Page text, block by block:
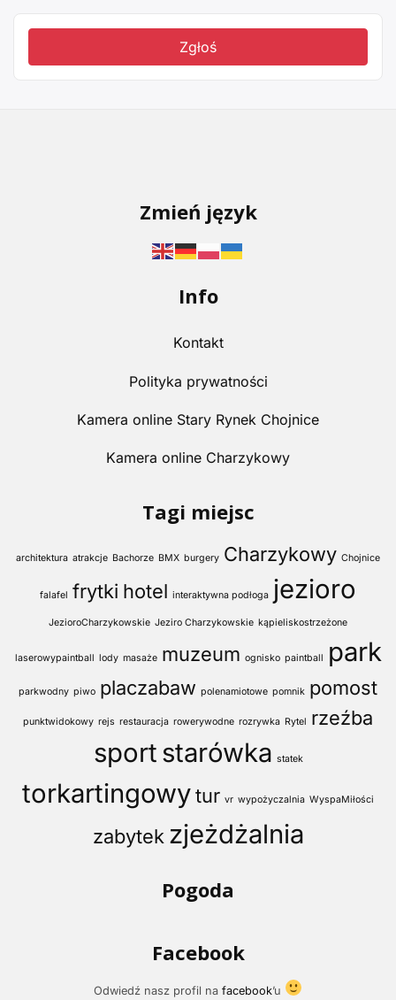
Zgłoś
Zmień język
Info
Kontakt
Polityka prywatności
Kamera online Stary Rynek Chojnice
Kamera online Charzykowy
Tagi miejsc
architektura atrakcje Bachorze BMX burgery Charzykowy Chojnice
falafel frytki hotel interaktywna podłoga jezioro
JezioroCharzykowskie Jeziro Charzykowskie kąpieliskostrzeżone
laserowypaintball lody masaże muzeum ognisko paintball park
parkwodny piwo placzabaw polenamiotowe pomnik pomost
punktwidokowy rejs restauracja rowerywodne rozrywka Rytel rzeźba
sport starówka statek
torkartingowytur vr wypożyczalnia WyspaMiłości
zabytek zjeżdżalnia
Pogoda
Facebook
Odwiedź nasz profil nafacebook’u